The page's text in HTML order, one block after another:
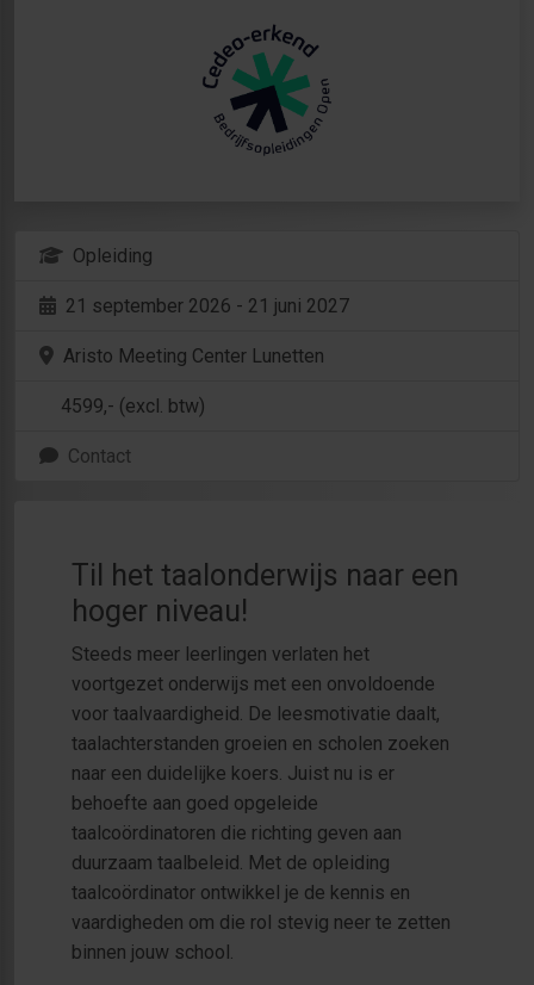
Opleiding
21 september 2026 - 21 juni 2027
Aristo Meeting Center Lunetten
4599,- (excl. btw)
Contact
Til het taalonderwijs naar een
hoger niveau!
Steeds meer leerlingen verlaten het
voortgezet onderwijs met een onvoldoende
voor taalvaardigheid. De leesmotivatie daalt,
taalachterstanden groeien en scholen zoeken
naar een duidelijke koers. Juist nu is er
behoefte aan goed opgeleide
taalcoördinatoren die richting geven aan
duurzaam taalbeleid. Met de opleiding
taalcoördinator ontwikkel je de kennis en
vaardigheden om die rol stevig neer te zetten
binnen jouw school.